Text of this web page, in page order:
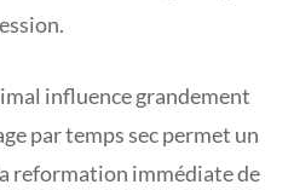
influence grandement
par temps sec permet un
reformation immédiate de